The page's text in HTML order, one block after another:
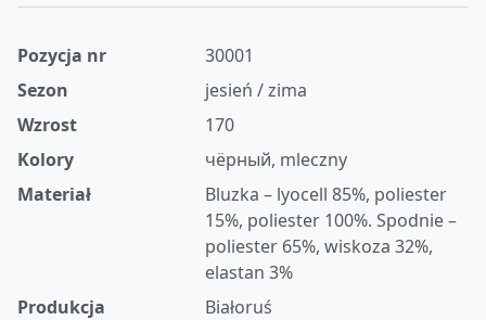
Pozycja nr
30001
Sezon
jesień / zima
Wzrost
170
Kolory
чёрный, mleczny
Materiał
Bluzka – lyocell 85%, poliester
15%, poliester 100%. Spodnie –
poliester 65%, wiskoza 32%,
elastan 3%
Produkcja
Białoruś